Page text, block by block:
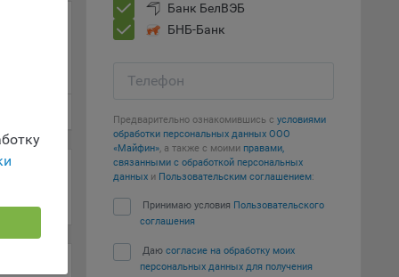
Банк БелВЭБ
БНБ-Банк
Телефон
Предварительно ознакомившись с условиями
обработки персональных данных ООО
«Майфин», а также с моими правами,
связанными с обработкой персональных
данных и Пользовательским соглашением:
Принимаю условия Пользовательского
соглашения
Даю согласие на обработку моих
персональных данных для получения